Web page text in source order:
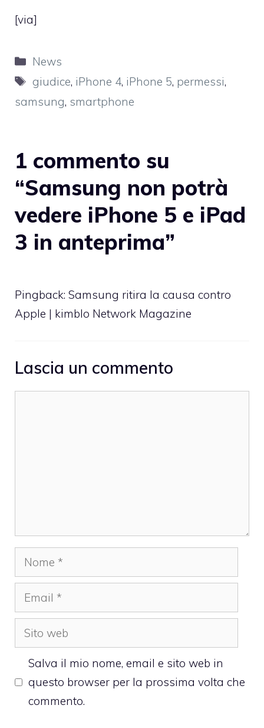
[via]
Categorie
News
Tag
giudice, iPhone 4, iPhone 5, permessi,
samsung, smartphone
1 commento su
“Samsung non potrà
vedere iPhone 5 e iPad
3 in anteprima”
Pingback: Samsung ritira la causa contro
Apple | kimblo Network Magazine
Lascia un commento
Nome
Email
Sito
web
Salva il mio nome, email e sito web in
questo browser per la prossima volta che
commento.